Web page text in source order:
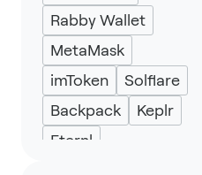
Rabby Wallet
MetaMask
imToken
Solflare
Backpack
Keplr
Eternl